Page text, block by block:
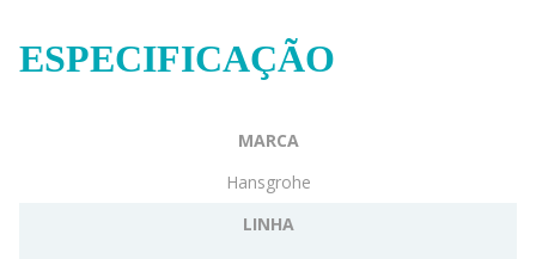
ESPECIFICAÇÃO
MARCA
Hansgrohe
LINHA